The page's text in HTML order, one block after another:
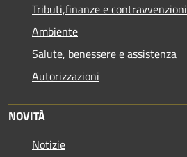
Tributi,finanze e contravvenzioni
Ambiente
Salute, benessere e assistenza
Autorizzazioni
NOVITÀ
Notizie